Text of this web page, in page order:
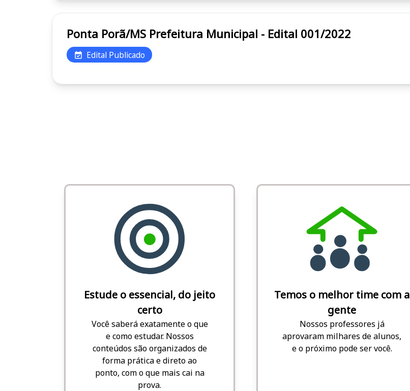
Ponta Porã/MS Prefeitura Municipal - Edital 001/2022
Edital Publicado
Estude o essencial, do jeito
certo
Você saberá exatamente o que
e como estudar. Nossos
conteúdos são organizados de
forma prática e direto ao
ponto, com o que mais cai na
prova.
Temos o melhor time com a
gente
Nossos professores já
aprovaram milhares de alunos,
e o próximo pode ser você.